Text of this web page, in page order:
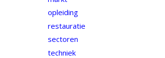
opleiding
restauratie
sectoren
techniek